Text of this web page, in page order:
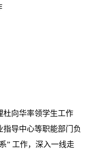
杜向华率领学生工作
指导中心等职能部门负
” 工作，深入一线走